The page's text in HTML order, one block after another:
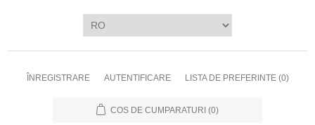
ÎNREGISTRARE AUTENTIFICARE LISTA DE PREFERINTE (0)
COS DE CUMPARATURI (0)